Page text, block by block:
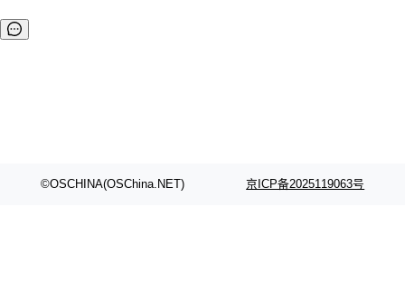
©OSCHINA(OSChina.NET) 京ICP备2025119063号